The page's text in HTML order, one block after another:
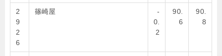
2
9
2
6
篠崎屋
-
0.
2
90.
6
90.
8